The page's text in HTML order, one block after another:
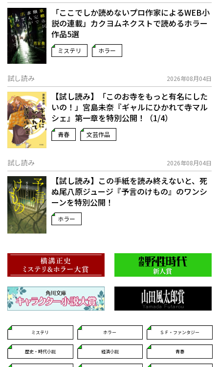
「ここでしか読めないプロ作家によるWEB小
説の連載」――カクヨムネクストで読めるホラー
作品5選
ミステリ ホラー
試し読み 2026年08月04日
【試し読み】「このお寺をもっと有名にした
いの！」宮島未奈『ギャルにひかれて寺マル
シェ』第一章を特別公開！（1/4）
青春 文芸作品
試し読み 2026年08月04日
【試し読み】この手紙を読み終えないと、死
ぬ――尾八原ジュージ『予言のけもの』のワンシ
ーンを特別公開！
ホラー
ミステリ ホラー ＳＦ・ファンタジー
歴史・時代小説 経済小説 青春